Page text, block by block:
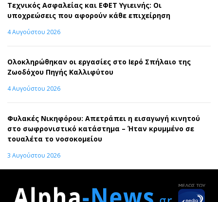
Τεχνικός Ασφαλείας και ΕΦΕΤ Υγιεινής: Οι
υποχρεώσεις που αφορούν κάθε επιχείρηση
4 Αυγούστου 2026
Ολοκληρώθηκαν οι εργασίες στο Ιερό Σπήλαιο της
Ζωοδόχου Πηγής Καλλιφύτου
4 Αυγούστου 2026
Φυλακές Νικηφόρου: Απετράπει η εισαγωγή κινητού
στο σωφρονιστικό κατάστημα – Ήταν κρυμμένο σε
τουαλέτα το νοσοκομείου
3 Αυγούστου 2026